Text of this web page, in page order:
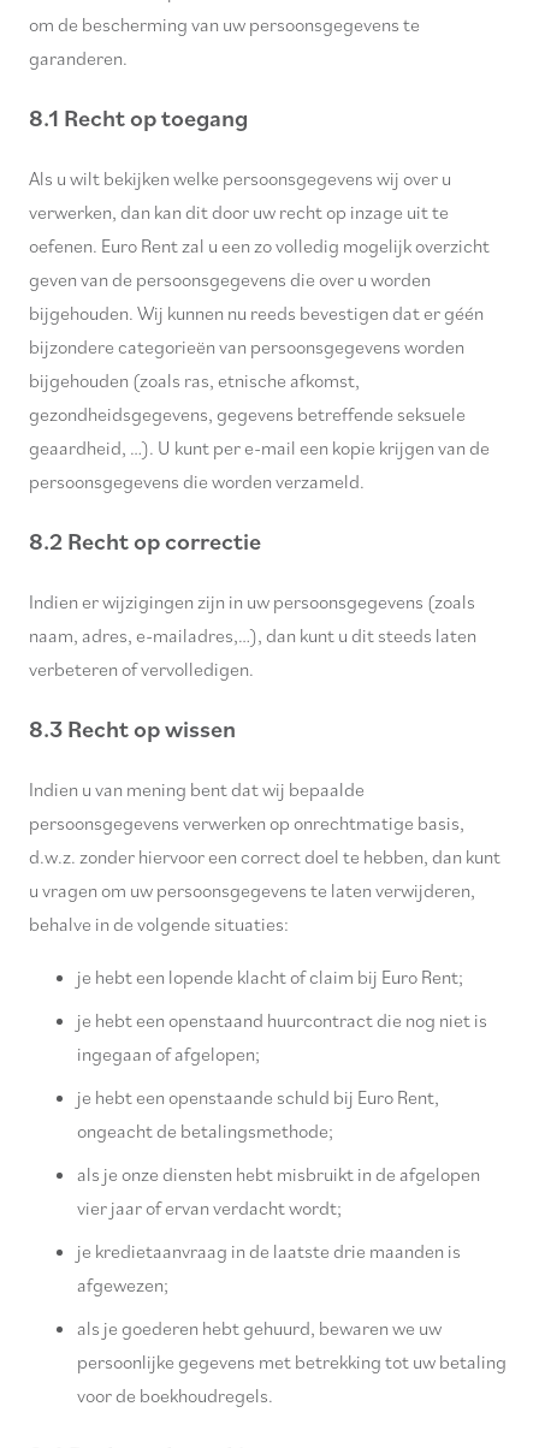
om de bescherming van uw persoonsgegevens te
garanderen.
8.1 Recht op toegang
Als u wilt bekijken welke persoonsgegevens wij over u
verwerken, dan kan dit door uw recht op inzage uit te
oefenen. Euro Rent zal u een zo volledig mogelijk overzicht
geven van de persoonsgegevens die over u worden
bijgehouden. Wij kunnen nu reeds bevestigen dat er géén
bijzondere categorieën van persoonsgegevens worden
bijgehouden (zoals ras, etnische afkomst,
gezondheidsgegevens, gegevens betreffende seksuele
geaardheid, …). U kunt per e-mail een kopie krijgen van de
persoonsgegevens die worden verzameld.
8.2 Recht op correctie
Indien er wijzigingen zijn in uw persoonsgegevens (zoals
naam, adres, e-mailadres,…), dan kunt u dit steeds laten
verbeteren of vervolledigen.
8.3 Recht op wissen
Indien u van mening bent dat wij bepaalde
persoonsgegevens verwerken op onrechtmatige basis,
d.w.z. zonder hiervoor een correct doel te hebben, dan kunt
u vragen om uw persoonsgegevens te laten verwijderen,
behalve in de volgende situaties:
je hebt een lopende klacht of claim bij Euro Rent;
je hebt een openstaand huurcontract die nog niet is
ingegaan of afgelopen;
je hebt een openstaande schuld bij Euro Rent,
ongeacht de betalingsmethode;
als je onze diensten hebt misbruikt in de afgelopen
vier jaar of ervan verdacht wordt;
je kredietaanvraag in de laatste drie maanden is
afgewezen;
als je goederen hebt gehuurd, bewaren we uw
persoonlijke gegevens met betrekking tot uw betaling
voor de boekhoudregels.